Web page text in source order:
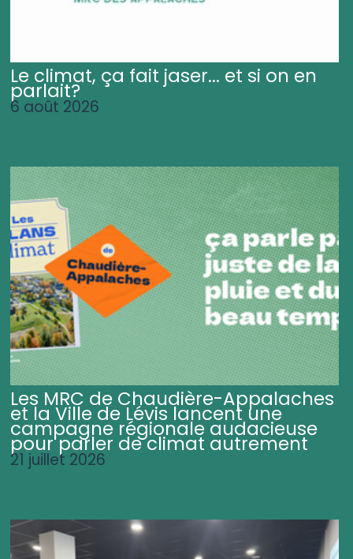
Le climat, ça fait jaser... et si on en
parlait?
6 août 2026
Les MRC de Chaudière-Appalaches
et la Ville de Lévis lancent une
campagne régionale audacieuse
pour parler de climat autrement
21 juillet 2026